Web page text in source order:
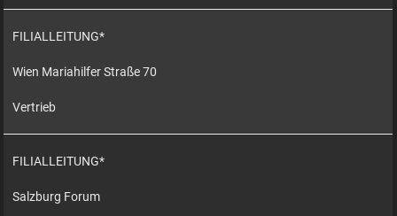
FILIALLEITUNG*
Wien Mariahilfer Straße 70
Vertrieb
FILIALLEITUNG*
Salzburg Forum